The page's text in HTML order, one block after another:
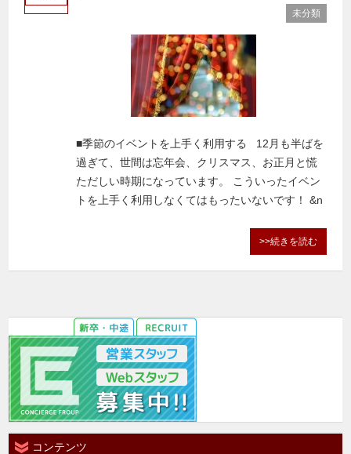
未分類
■季節のイベントを上手く利用する 12月も半ばを
過ぎて、世間は忘年会、クリスマス、お正月と慌
ただしい時期になっています。 こういったイベン
トを上手く利用しなくてはもったいないです！ &n
>>続きを読む
コンテンツ